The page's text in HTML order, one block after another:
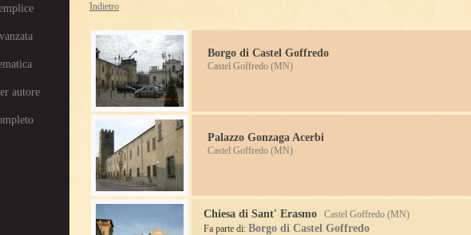
autore
Indietro
Borgo di Castel Goffredo
Castel Goffredo (MN)
Palazzo Gonzaga Acerbi
Castel Goffredo (MN)
Chiesa di Sant' Erasmo
Castel Goffredo (MN)
Fa parte di: Borgo di Castel Goffredo